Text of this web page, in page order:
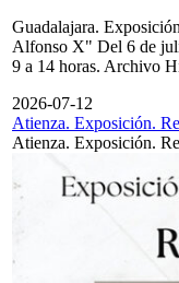
Guadalajara.
Alfonso X" Del 6 de
9 a 14 horas. Archivo
2026-07-12
Atienza. Exposición.
Atienza. Exposición.